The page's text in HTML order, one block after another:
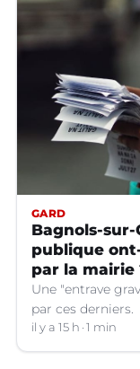
GARD
Bagnols-
publique
par la mairie
Une "entrave
par ces derniers.
il y a 15 h 1 min